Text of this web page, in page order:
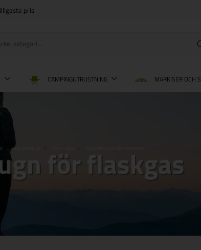
pris
CAMPINGUTRUSTNING MARKISER OCH
GASARTIKLAR för flaskgas